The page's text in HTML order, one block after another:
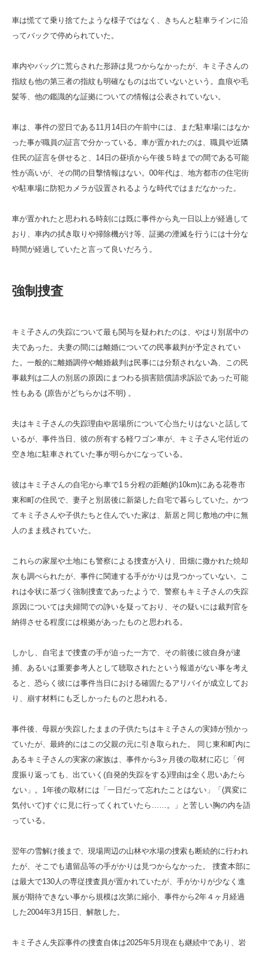
車は慌てて乗り捨てたような様子ではなく、きちんと駐車ラインに沿
ってバックで停められていた。
車内やバッグに荒らされた形跡は見つからなかったが、キミ子さんの
指紋も他の第三者の指紋も明確なものは出ていないという。血痕や毛
髪等、他の鑑識的な証拠についての情報は公表されていない。
車は、事件の翌日である11月14日の午前中には、まだ駐車場にはなか
った事が職員の証言で分かっている。車が置かれたのは、職員や近隣
住民の証言を併せると、14日の昼頃から午後５時までの間である可能
性が高いが、その間の目撃情報はない。00年代は、地方都市の住宅街
や駐車場に防犯カメラが設置されるような時代ではまだなかった。
車が置かれたと思われる時刻には既に事件から丸一日以上が経過して
おり、車内の拭き取りや掃除機がけ等、証拠の湮滅を行うには十分な
時間が経過していたと言って良いだろう。
強制捜査
キミ子さんの失踪について最も関与を疑われたのは、やはり別居中の
夫であった。夫妻の間には離婚についての民事裁判が予定されてい
た。一般的に離婚調停や離婚裁判は民事には分類されない為、この民
事裁判は二人の別居の原因にまつわる損害賠償請求訴訟であった可能
性もある (原告がどちらかは不明) 。
夫はキミ子さんの失踪理由や居場所について心当たりはないと話して
いるが、事件当日、彼の所有する軽ワゴン車が、キミ子さん宅付近の
空き地に駐車されていた事が明らかになっている。
彼はキミ子さんの自宅から車で1５分程の距離(約10km)にある花巻市
東和町の住民で、妻子と別居後に新築した自宅で暮らしていた。かつ
てキミ子さんや子供たちと住んでいた家は、新居と同じ敷地の中に無
人のまま残されていた。
これらの家屋や土地にも警察による捜査が入り、田畑に撒かれた焼却
灰も調べられたが、事件に関連する手がかりは見つかっていない。こ
れは令状に基づく強制捜査であったようで、警察もキミ子さんの失踪
原因については夫婦間での諍いを疑っており、その疑いには裁判官を
納得させる程度には根拠があったものと思われる。
しかし、自宅まで捜査の手が迫った一方で、その前後に彼自身が逮
捕、あるいは重要参考人として聴取されたという報道がない事を考え
ると、恐らく彼には事件当日における確固たるアリバイが成立してお
り、崩す材料にも乏しかったものと思われる。
事件後、母親が失踪したままの子供たちはキミ子さんの実姉が預かっ
ていたが、最終的にはこの父親の元に引き取られた。 同じ東和町内に
あるキミ子さんの実家の家族は、事件から3ヶ月後の取材に応じ「何
度振り返っても、出ていく(自発的失踪をする)理由は全く思いあたら
ない」。1年後の取材には「一日だって忘れたことはない」「(異変に
気付いて)すぐに見に行ってくれていたら……。」と苦しい胸の内を語
っている。
翌年の雪解け後まで、現場周辺の山林や水場の捜索も断続的に行われ
たが、そこでも遺留品等の手がかりは見つからなかった。 捜査本部に
は最大で130人の専従捜査員が置かれていたが、手がかりが少なく進
展が期待できない事から規模は次第に縮小、事件から2年４ヶ月経過
した2004年3月15日、解散した。
キミ子さん失踪事件の捜査自体は2025年5月現在も継続中であり、岩